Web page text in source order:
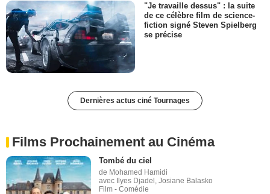
"Je travaille dessus" : la suite
de ce célèbre film de science-
fiction signé Steven Spielberg
se précise
Dernières actus ciné Tournages
Films Prochainement au Cinéma
Tombé du ciel
de Mohamed Hamidi
avec Ilyes Djadel, Josiane Balasko
Film - Comédie